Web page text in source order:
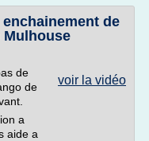
de
Mulhouse
voir la vidéo
de
de
a
aide a